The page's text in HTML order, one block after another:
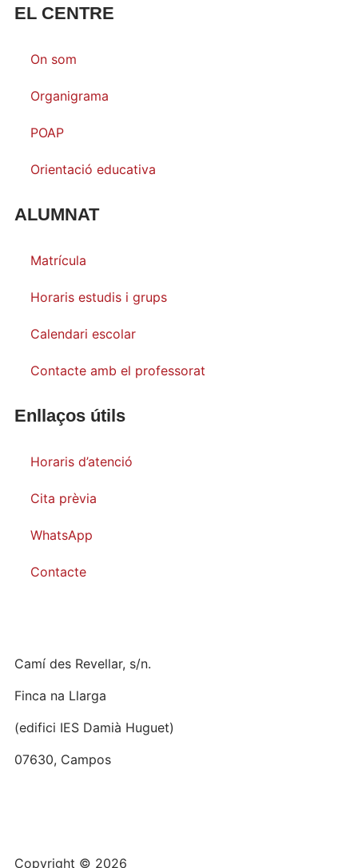
EL CENTRE
On som
Organigrama
POAP
Orientació educativa
ALUMNAT
Matrícula
Horaris estudis i grups
Calendari escolar
Contacte amb el professorat
Enllaços útils
Horaris d’atenció
Cita prèvia
WhatsApp
Contacte
Camí des Revellar, s/n.
Finca na Llarga
(edifici IES Damià Huguet)
07630, Campos
Copyright © 2026